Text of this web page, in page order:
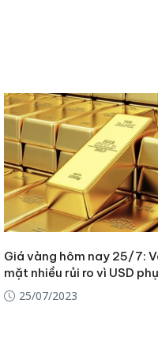
Giá vàng hôm nay 25/7:
mặt nhiều rủi ro vì USD
25/07/2023